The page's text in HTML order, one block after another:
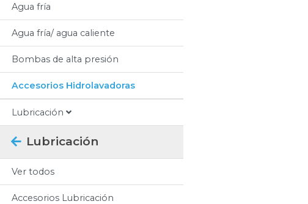
Agua fría
Agua fría/ agua caliente
Bombas de alta presión
Accesorios Hidrolavadoras
Lubricación
Lubricación
Ver todos
Accesorios Lubricación